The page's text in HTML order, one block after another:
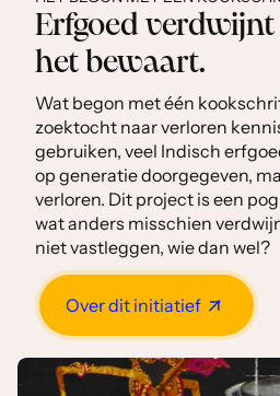
Erfgoed
het bewaart.
Wat begon met één
zoektocht naar verloren
gebruiken, veel Indisch
op generatie doorgegeven,
verloren. Dit project is een
wat anders misschien
niet vastleggen, wie dan wel?
Over dit initiatief